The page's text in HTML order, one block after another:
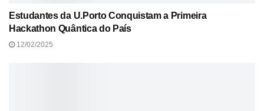
Estudantes da U.Porto Conquistam a Primeira
Hackathon Quântica do País
12/02/2025